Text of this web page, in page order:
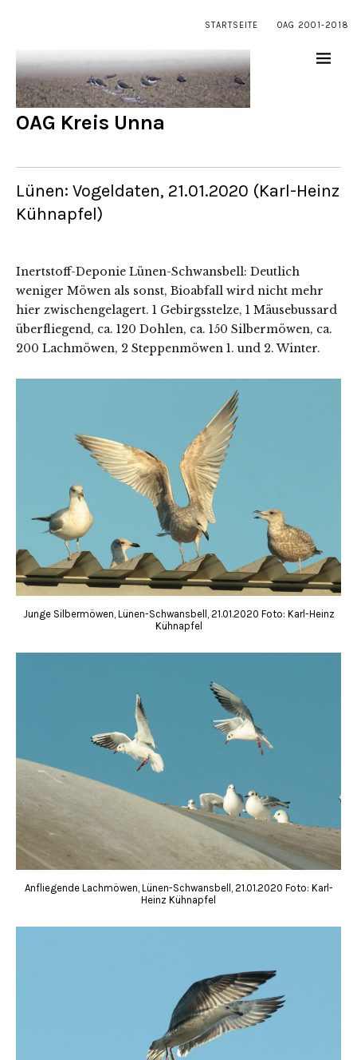
STARTSEITE OAG 2001-2018
OAG Kreis Unna
Lünen: Vogeldaten, 21.01.2020 (Karl-Heinz
Kühnapfel)
Inertstoff-Deponie Lünen-Schwansbell: Deutlich
weniger Möwen als sonst, Bioabfall wird nicht mehr
hier zwischengelagert. 1 Gebirgsstelze, 1 Mäusebussard
überfliegend, ca. 120 Dohlen, ca. 150 Silbermöwen, ca.
200 Lachmöwen, 2 Steppenmöwen 1. und 2. Winter.
Junge Silbermöwen, Lünen-Schwansbell, 21.01.2020 Foto: Karl-Heinz
Kühnapfel
Anfliegende Lachmöwen, Lünen-Schwansbell, 21.01.2020 Foto: Karl-
Heinz Kühnapfel